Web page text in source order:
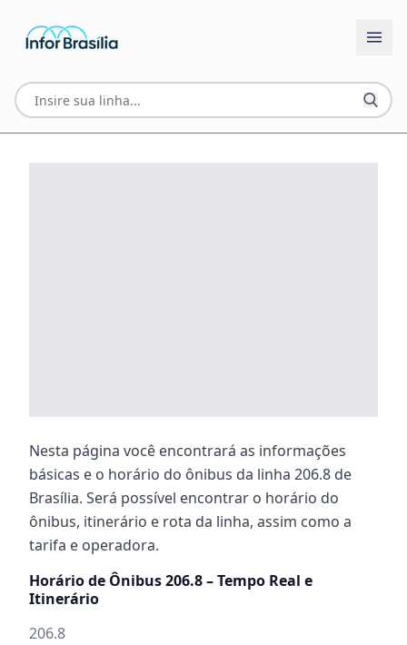
Nesta página você encontrará as informações
básicas e o horário do ônibus da linha 206.8 de
Brasília. Será possível encontrar o horário do
ônibus, itinerário e rota da linha, assim como a
tarifa e operadora.
Horário de Ônibus 206.8 – Tempo Real e
Itinerário
206.8